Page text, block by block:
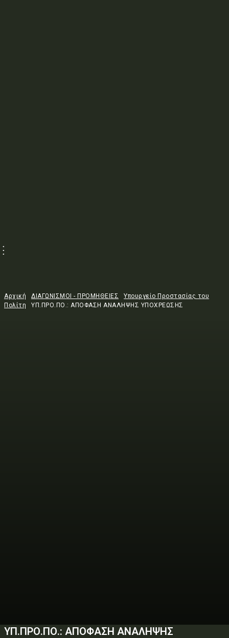
Αρχική ΔΙΑΓΩΝΙΣΜΟΙ - ΠΡΟΜΗΘΕΙΕΣ
Υπουργείο Προστασίας του
Πολίτη
ΥΠ.ΠΡΟ.ΠΟ.: ΑΠΟΦΑΣΗ ΑΝΑΛΗΨΗΣ ΥΠΟΧΡΕΩΣΗΣ
ΥΠ.ΠΡΟ.ΠΟ.: ΑΠΟΦΑΣΗ ΑΝΑΛΗΨΗΣ